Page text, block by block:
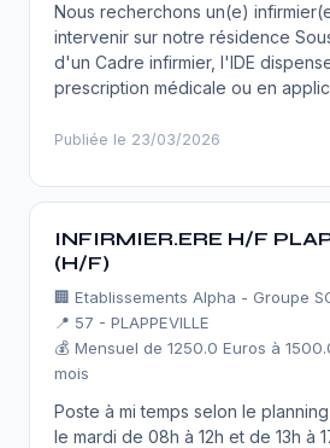
Nous recherchons un(e)
intervenir sur notre résidence
d'un Cadre infirmier, l'IDE
prescription médicale ou en
Publiée le 23/03/2026
INFIRMIER.ERE H/F
(H/F)
🏢 Etablissements Alpha - Groupe
📍 57 - PLAPPEVILLE
💰 Mensuel de 1250.0 Euros à
mois
Poste à mi temps selon le
le mardi de 08h à 12h et de 13h à